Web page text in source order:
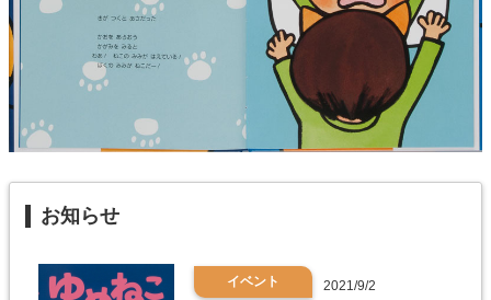
お知らせ
イベント 2021/9/2